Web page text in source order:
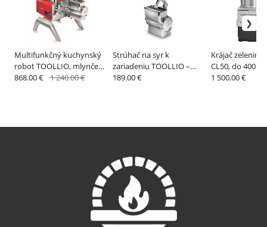
Multifunkčný kuchynský
robot TOOLLIO, mlynček
na mäso + strúhač syra –
868.00 € 1 240.00 €
Strúhač na syr k
zariadeniu TOOLLIO –
TRE SPADE
189.00 €
Krájač zeleniny
CL50, do 400
– ROBOTCOUPE
1 500.00 €